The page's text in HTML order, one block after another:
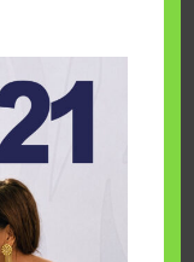
A-Wish